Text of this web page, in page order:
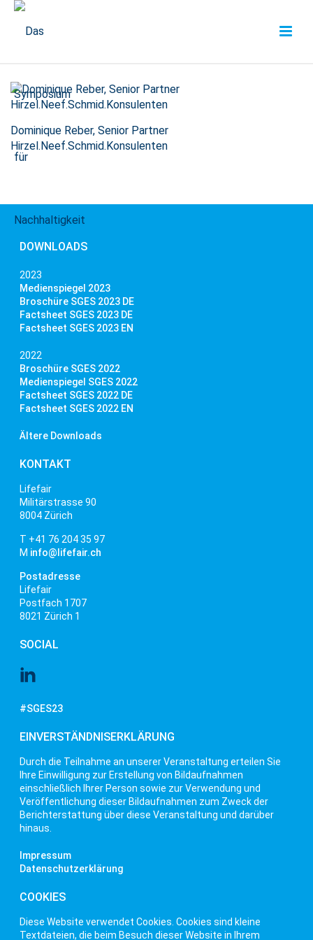
Dominique Reber, Senior Partner
Hirzel.Neef.Schmid.Konsulenten
DOWNLOADS
2023
Medienspiegel 2023
Broschüre SGES 2023 DE
Factsheet SGES 2023 DE
Factsheet SGES 2023 EN
2022
Broschüre SGES 2022
Medienspiegel SGES 2022
Factsheet SGES 2022 DE
Factsheet SGES 2022 EN
Ältere Downloads
KONTAKT
Lifefair
Militärstrasse 90
8004 Zürich
T +41 76 204 35 97
M info@lifefair.ch
Postadresse
Lifefair
Postfach 1707
8021 Zürich 1
SOCIAL
#SGES23
EINVERSTÄNDNISERKLÄRUNG
Durch die Teilnahme an unserer Veranstaltung erteilen Sie
Ihre Einwilligung zur Erstellung von Bildaufnahmen
einschließlich Ihrer Person sowie zur Verwendung und
Veröffentlichung dieser Bildaufnahmen zum Zweck der
Berichterstattung über diese Veranstaltung und darüber
hinaus.
Impressum
Datenschutzerklärung
COOKIES
Diese Website verwendet Cookies. Cookies sind kleine
Textdateien, die beim Besuch dieser Website in Ihrem